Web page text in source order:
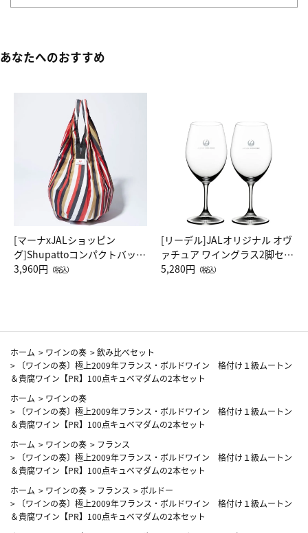
あなたへのおすすめ
[マーナxJALショッピン
グ]Shupattoコンパクトバッグ
Drop JAL客室乗務員（LC）ス
3,960円 （税込）
[リーデル]JALオリジナル オヴ
ァチュア ワイングラス2脚セッ
ト（レッドワイン）
5,280円 （税込）
ホーム > ワインの奏 >飲み比べセット
>
〔ワインの奏〕極上2009年フランス・ボルドワイン 格付け１級ムートン
＆貴腐ワイン【PR】100点キュベマダムの2本セット
ホーム > ワインの奏
>
〔ワインの奏〕極上2009年フランス・ボルドワイン 格付け１級ムートン
＆貴腐ワイン【PR】100点キュベマダムの2本セット
ホーム > ワインの奏 > フランス
>
〔ワインの奏〕極上2009年フランス・ボルドワイン 格付け１級ムートン
＆貴腐ワイン【PR】100点キュベマダムの2本セット
ホーム > ワインの奏 > フランス > ボルドー
>
〔ワインの奏〕極上2009年フランス・ボルドワイン 格付け１級ムートン
＆貴腐ワイン【PR】100点キュベマダムの2本セット